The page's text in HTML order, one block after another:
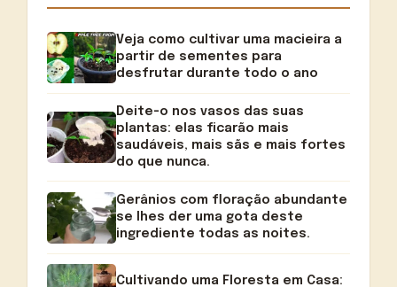
Veja como cultivar uma macieira a
partir de sementes para
desfrutar durante todo o ano
Deite-o nos vasos das suas
plantas: elas ficarão mais
saudáveis, mais sãs e mais fortes
do que nunca.
Gerânios com floração abundante
se lhes der uma gota deste
ingrediente todas as noites.
Cultivando uma Floresta em Casa: